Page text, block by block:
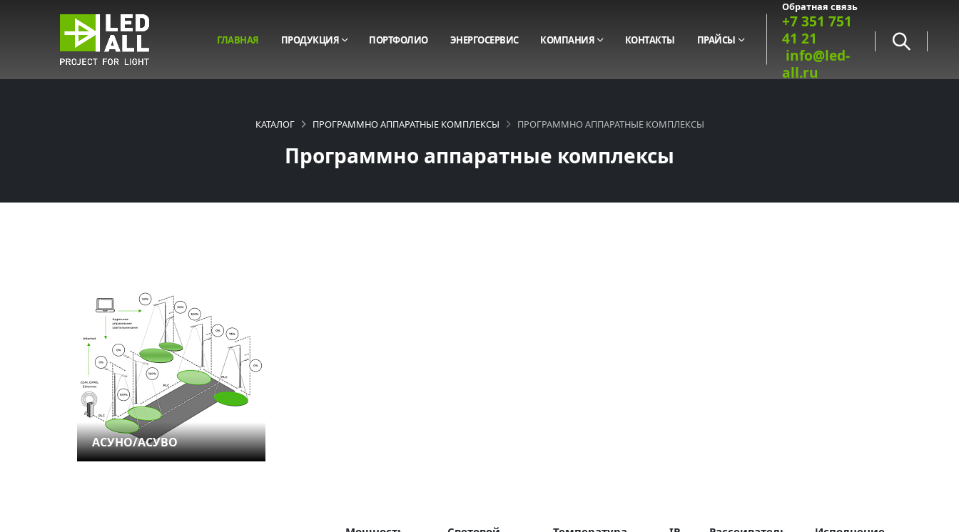
ГЛАВНАЯ ПРОДУКЦИЯ ПОРТФОЛИО ЭНЕРГОСЕРВИС КОМПАНИЯ КОНТАКТЫ ПРАЙСЫ
Обратная связь
+7 351 751
41 21
info@led-
all.ru
Программно аппаратные комплексы
КАТАЛОГ ПРОГРАММНО АППАРАТНЫЕ КОМПЛЕКСЫ ПРОГРАММНО АППАРАТНЫЕ КОМПЛЕКСЫ
АСУНО/АСУВО